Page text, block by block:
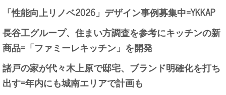
「性能向上リノベ2026」デザイン事例募集中=YKKAP
長谷工グループ、住まい方調査を参考にキッチンの新
商品=「ファミーレキッチン」を開発
諸戸の家が代々木上原で邸宅、ブランド明確化を打ち
出す=年内にも城南エリアで計画も